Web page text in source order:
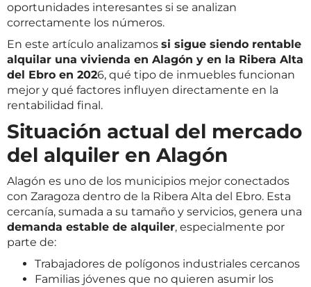
oportunidades interesantes si se analizan
correctamente los números.
En este artículo analizamos si sigue siendo rentable
alquilar una vivienda en Alagón y en la Ribera Alta
del Ebro en 2026, qué tipo de inmuebles funcionan
mejor y qué factores influyen directamente en la
rentabilidad final.
Situación actual del mercado
del alquiler en Alagón
Alagón es uno de los municipios mejor conectados
con Zaragoza dentro de la Ribera Alta del Ebro. Esta
cercanía, sumada a su tamaño y servicios, genera una
demanda estable de alquiler, especialmente por
parte de:
Trabajadores de polígonos industriales cercanos
Familias jóvenes que no quieren asumir los